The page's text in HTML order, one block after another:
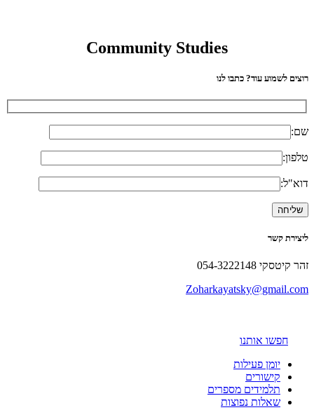
Community Studies
רוצים לשמוע עוד? כתבו לנו
שם:
טלפון:
דוא"ל:
ליצירת קשר
זהר קיטסקי 054-3222148
Zoharkayatsky@gmail.com
חפשו אותנו
יומן פעילות
קישורים
תלמידים מספרים
שאלות נפוצות